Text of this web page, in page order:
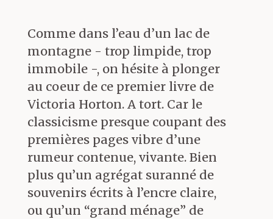
Comme dans l’eau d’un lac de
montagne - trop limpide, trop
immobile -, on hésite à plonger
au coeur de ce premier livre de
Victoria Horton. A tort. Car le
classicisme presque coupant des
premières pages vibre d’une
rumeur contenue, vivante. Bien
plus qu’un agrégat suranné de
souvenirs écrits à l’encre claire,
ou qu’un “grand ménage” de